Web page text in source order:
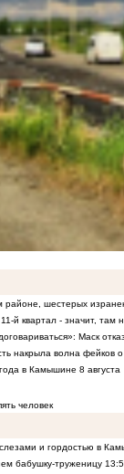
шестерых
й квартал - значит,
Маск
накрыла волна фейков
в Камышине 8 августа
человек
и гордостью в
бабушку-труженицу